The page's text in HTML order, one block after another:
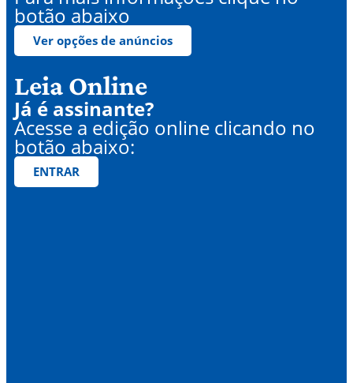
botão abaixo
Ver opções de anúncios
Leia Online
Já é assinante?
Acesse a edição online clicando no
botão abaixo:
ENTRAR